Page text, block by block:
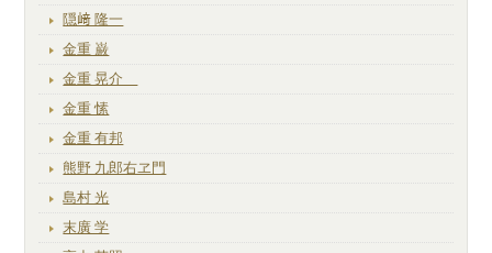
隠﨑 隆一
金重 巌
金重 晃介
金重 愫
金重 有邦
熊野 九郎右ヱ門
島村 光
末廣 学